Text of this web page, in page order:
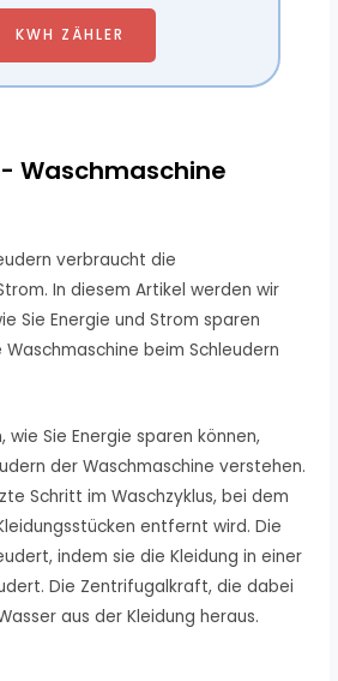
KWH ZÄHLER
Waschmaschine
verbraucht die
In diesem Artikel werden wir
Sie Energie und Strom sparen
Waschmaschine beim Schleudern
wie Sie Energie sparen können,
der Waschmaschine verstehen.
Schritt im Waschzyklus, bei dem
entfernt wird. Die
indem sie die Kleidung in einer
Die Zentrifugalkraft, die dabei
aus der Kleidung heraus.